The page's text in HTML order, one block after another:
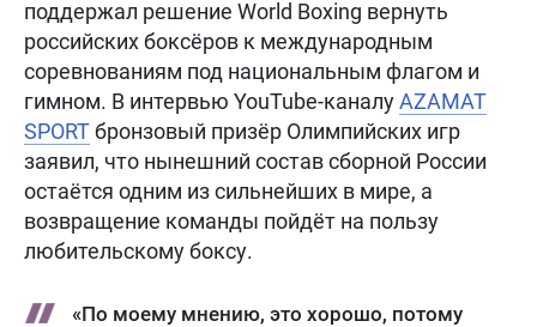
поддержал решение World Boxing вернуть
российских боксёров к международным
соревнованиям под национальным флагом и
гимном. В интервью YouTube-каналуAZAMAT
SPORTбронзовый призёр Олимпийских игр
заявил, что нынешний состав сборной России
остаётся одним из сильнейших в мире, а
возвращение команды пойдёт на пользу
любительскому боксу.
«По моему мнению, это хорошо, потому